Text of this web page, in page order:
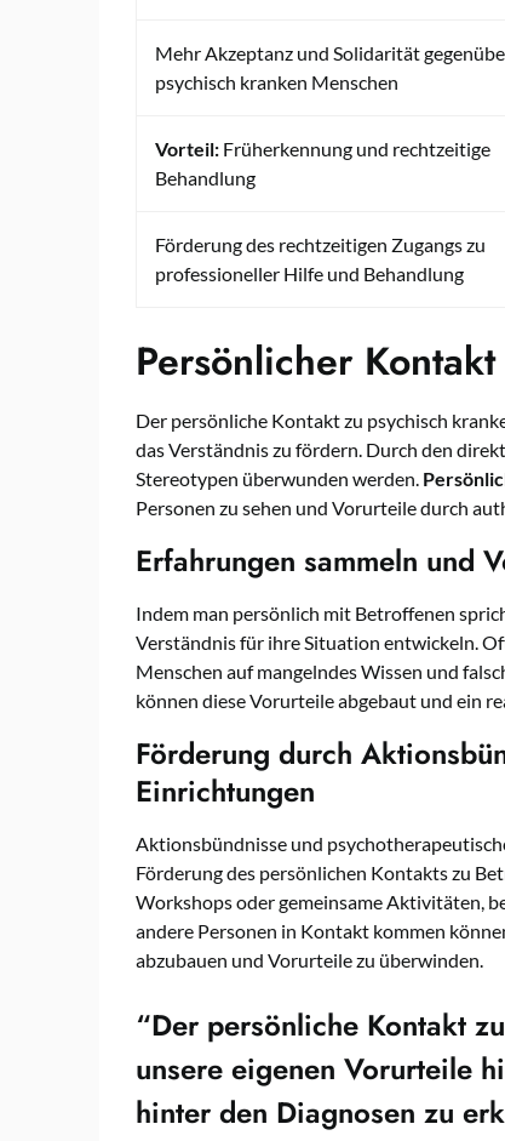
Mehr Akzeptanz und Solidarität
psychisch kranken Menschen
Vorteil: Früherkennung und rechtzeitige
Behandlung
Förderung des rechtzeitigen Zugangs zu
professioneller Hilfe und Behandlung
Persönlicher
Der persönliche Kontakt zu psychisch
das Verständnis zu fördern. Durch den
Stereotypen überwunden werden.
Personen zu sehen und Vorurteile durch
Erfahrungen sammeln und
Indem man persönlich mit Betroffenen
Verständnis für ihre Situation entwickeln.
Menschen auf mangelndes Wissen und
können diese Vorurteile abgebaut und ein
Förderung durch
Einrichtungen
Aktionsbündnisse und
Förderung des persönlichen Kontakts zu
Workshops oder gemeinsame Aktivitäten,
andere Personen in Kontakt kommen
abzubauen und Vorurteile zu überwinden.
“Der persönliche Kontakt
unsere eigenen Vorurteile
hinter den Diagnosen zu